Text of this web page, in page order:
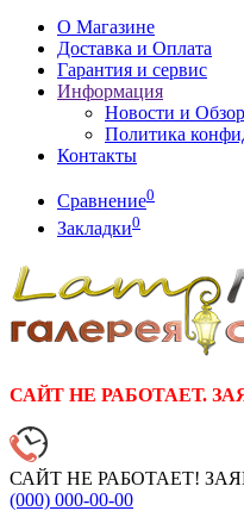
О Магазине
Доставка и Оплата
Гарантия и сервис
Информация
Новости и
Политика
Контакты
Сравнение0
Закладки0
САЙТ НЕ РАБОТАЕТ.
САЙТ НЕ РАБОТАЕТ!
(000) 000-00-00